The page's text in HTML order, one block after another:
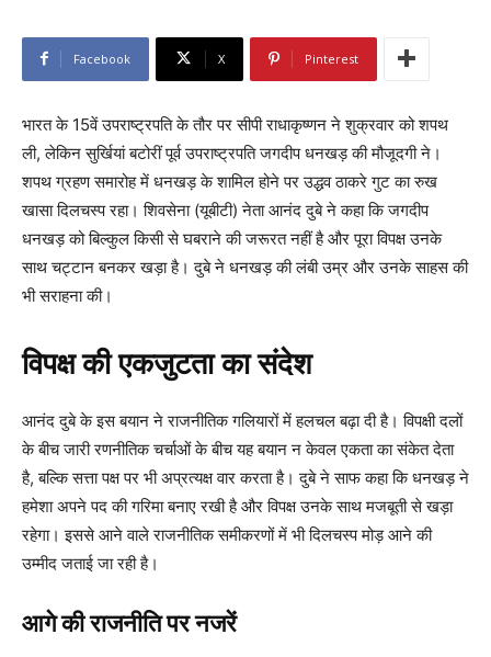
Facebook X Pinterest
भारत के 15वें उपराष्ट्रपति के तौर पर सीपी राधाकृष्णन ने शुक्रवार को शपथ
ली, लेकिन सुर्खियां बटोरीं पूर्व उपराष्ट्रपति जगदीप धनखड़ की मौजूदगी ने।
शपथ ग्रहण समारोह में धनखड़ के शामिल होने पर उद्धव ठाकरे गुट का रुख
खासा दिलचस्प रहा। शिवसेना (यूबीटी) नेता आनंद दुबे ने कहा कि जगदीप
धनखड़ को बिल्कुल किसी से घबराने की जरूरत नहीं है और पूरा विपक्ष उनके
साथ चट्टान बनकर खड़ा है। दुबे ने धनखड़ की लंबी उम्र और उनके साहस की
भी सराहना की।
विपक्ष की एकजुटता का संदेश
आनंद दुबे के इस बयान ने राजनीतिक गलियारों में हलचल बढ़ा दी है। विपक्षी दलों
के बीच जारी रणनीतिक चर्चाओं के बीच यह बयान न केवल एकता का संकेत देता
है, बल्कि सत्ता पक्ष पर भी अप्रत्यक्ष वार करता है। दुबे ने साफ कहा कि धनखड़ ने
हमेशा अपने पद की गरिमा बनाए रखी है और विपक्ष उनके साथ मजबूती से खड़ा
रहेगा। इससे आने वाले राजनीतिक समीकरणों में भी दिलचस्प मोड़ आने की
उम्मीद जताई जा रही है।
आगे की राजनीति पर नजरें